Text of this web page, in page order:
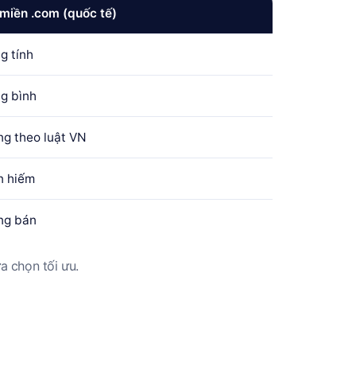
.com (quốc tế)
tính
bình
theo luật VN
hiếm
bán
chọn tối ưu.